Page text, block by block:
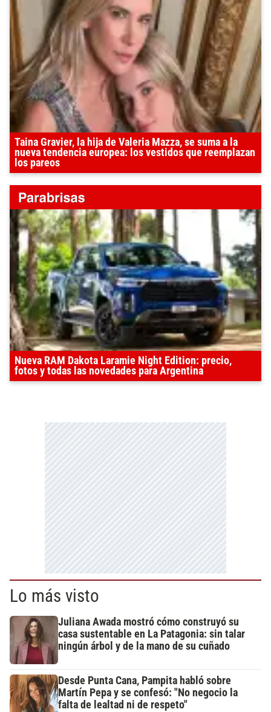
Taina Gravier, la hija de Valeria Mazza, se suma a la
nueva tendencia europea: los vestidos que reemplazan
los pareos
Nueva RAM Dakota Laramie Night Edition: precio,
fotos y todas las novedades para Argentina
Lo más visto
Juliana Awada mostró cómo construyó su
casa sustentable en La Patagonia: sin talar
ningún árbol y de la mano de su cuñado
Desde Punta Cana, Pampita habló sobre
Martín Pepa y se confesó: "No negocio la
falta de lealtad ni de respeto"